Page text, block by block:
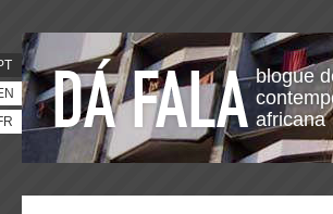
blogue
africana